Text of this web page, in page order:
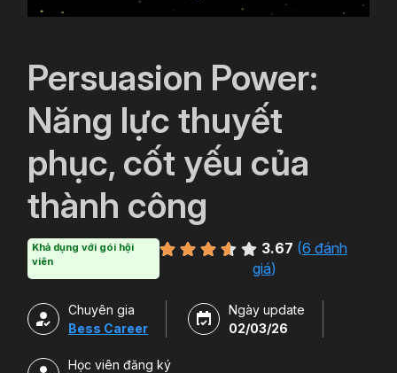
Persuasion Power:
Năng lực thuyết
phục, cốt yếu của
thành công
Khả dụng với gói hội
viên
3.67 (6 đánh
giá)
Chuyên gia
Bess Career
Ngày update
02/03/26
Học viên đăng ký